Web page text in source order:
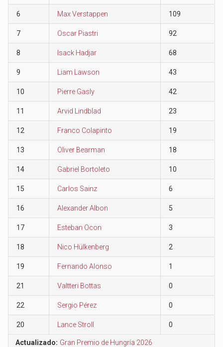
6 Max Verstappen 109
7 Oscar Piastri 92
8 Isack Hadjar 68
9 Liam Lawson 43
10 Pierre Gasly 42
11 Arvid Lindblad 23
12 Franco Colapinto 19
13 Oliver Bearman 18
14 Gabriel Bortoleto 10
15 Carlos Sainz 6
16 Alexander Albon 5
17 Esteban Ocon 3
18 Nico Hülkenberg 2
19 Fernando Alonso 1
21 Valtteri Bottas 0
22 Sergio Pérez 0
20 Lance Stroll 0
Actualizado: Gran Premio de Hungría 2026